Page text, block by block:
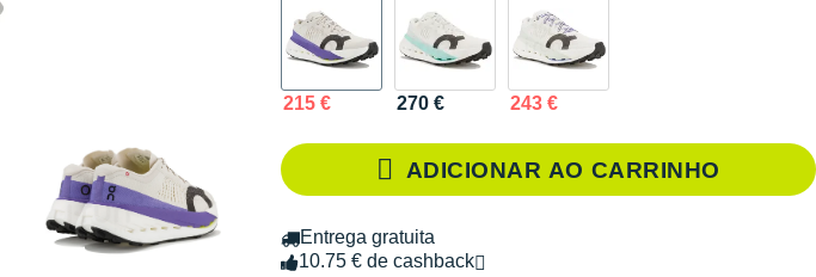
215 € 270 € 243 €
ADICIONAR AO CARRINHO
Entrega gratuita
10.75 € de cashback